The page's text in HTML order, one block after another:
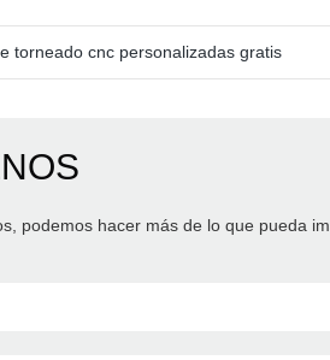
torneado cnc personalizadas gratis
podemos hacer más de lo que pueda